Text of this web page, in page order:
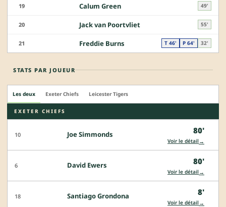
19 Calum Green 49'
20 Jack van Poortvliet 55'
21 Freddie Burns T 46' P 64' 32'
STATS PAR JOUEUR
Les deux Exeter Chiefs Leicester Tigers
EXETER CHIEFS
10 Joe Simmonds 80'
Voir le détail →
6 David Ewers 80'
Voir le détail →
18 Santiago Grondona 8'
Voir le détail →